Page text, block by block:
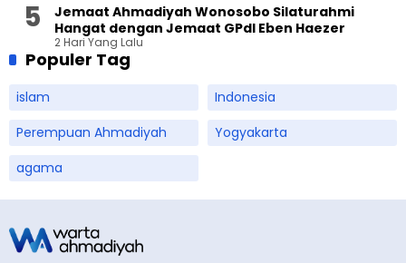
Jemaat Ahmadiyah Wonosobo Silaturahmi
Hangat dengan Jemaat GPdI Eben Haezer
2 Hari Yang Lalu
Populer Tag
islam
Indonesia
Perempuan Ahmadiyah
Yogyakarta
agama